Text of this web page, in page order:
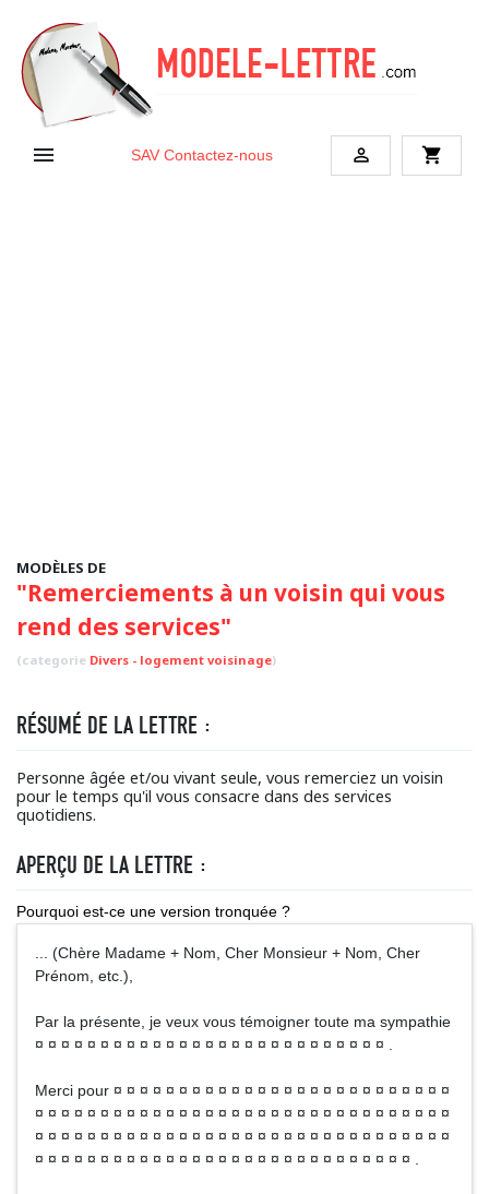
 SAV Contactez-nous  shopping_cart
MODÈLES DE
"Remerciements à un voisin qui vous
rend des services"
(categorie Divers - logement voisinage)
RÉSUMÉ DE LA LETTRE :
Personne âgée et/ou vivant seule, vous remerciez un voisin
pour le temps qu'il vous consacre dans des services
quotidiens.
APERÇU DE LA LETTRE :
Pourquoi est-ce une version tronquée ?
... (Chère Madame + Nom, Cher Monsieur + Nom, Cher
Prénom, etc.),
Par la présente, je veux vous témoigner toute ma sympathie
¤ ¤ ¤ ¤ ¤ ¤ ¤ ¤ ¤ ¤ ¤ ¤ ¤ ¤ ¤ ¤ ¤ ¤ ¤ ¤ ¤ ¤ ¤ ¤ ¤ ¤ ¤ .
Merci pour ¤ ¤ ¤ ¤ ¤ ¤ ¤ ¤ ¤ ¤ ¤ ¤ ¤ ¤ ¤ ¤ ¤ ¤ ¤ ¤ ¤ ¤ ¤ ¤ ¤ ¤
¤ ¤ ¤ ¤ ¤ ¤ ¤ ¤ ¤ ¤ ¤ ¤ ¤ ¤ ¤ ¤ ¤ ¤ ¤ ¤ ¤ ¤ ¤ ¤ ¤ ¤ ¤ ¤ ¤ ¤ ¤ ¤
¤ ¤ ¤ ¤ ¤ ¤ ¤ ¤ ¤ ¤ ¤ ¤ ¤ ¤ ¤ ¤ ¤ ¤ ¤ ¤ ¤ ¤ ¤ ¤ ¤ ¤ ¤ ¤ ¤ ¤ ¤ ¤
¤ ¤ ¤ ¤ ¤ ¤ ¤ ¤ ¤ ¤ ¤ ¤ ¤ ¤ ¤ ¤ ¤ ¤ ¤ ¤ ¤ ¤ ¤ ¤ ¤ ¤ ¤ ¤ ¤ .